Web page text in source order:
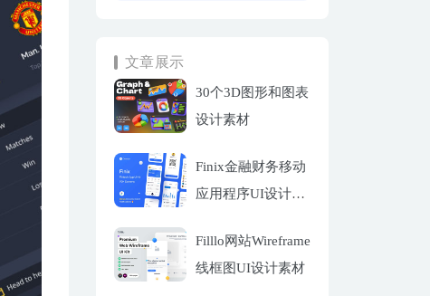
文章展示
30个3D图形和图表
设计素材
Finix金融财务移动
应用程序UI设计套
Filllo网站Wireframe
线框图UI设计素材